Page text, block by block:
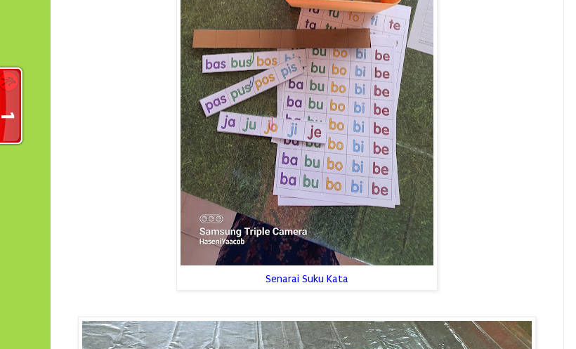
Senarai Suku Kata